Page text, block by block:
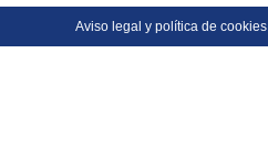
Aviso legal y política de cookies